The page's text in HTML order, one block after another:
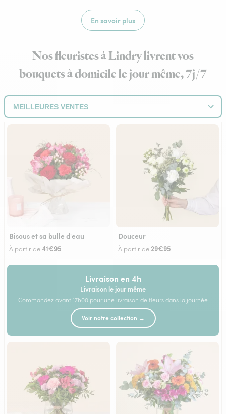
En savoir plus
Nos fleuristes à Lindry livrent vos
bouquets à domicile le jour même, 7j/7
Bisous et sa bulle d'eau
À partir de41€95
Douceur
À partir de 29€95
Livraison en 4h
Livraison le jour même
Commandez avant 17h00 pour une livraison de fleurs dans la journée
Voir notre collection →